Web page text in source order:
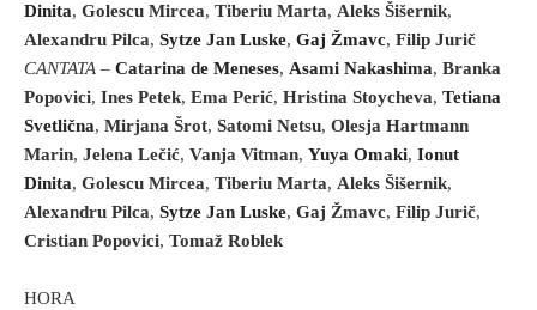
Dinita, Golescu Mircea, Tiberiu Marta, Aleks Šišernik,
Alexandru Pilca, Sytze Jan Luske, Gaj Žmavc, Filip Jurič
CANTATA – Catarina de Meneses, Asami Nakashima, Branka
Popovici, Ines Petek, Ema Perić, Hristina Stoycheva, Tetiana
Svetlična, Mirjana Šrot, Satomi Netsu, Olesja Hartmann
Marin, Jelena Lečić, Vanja Vitman, Yuya Omaki, Ionut
Dinita, Golescu Mircea, Tiberiu Marta, Aleks Šišernik,
Alexandru Pilca, Sytze Jan Luske, Gaj Žmavc, Filip Jurič,
Cristian Popovici, Tomaž Roblek
HORA